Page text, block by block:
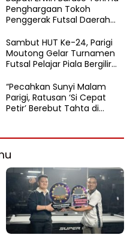
Penghargaan Tokoh
Penggerak Futsal Daerah
Pelajar
Sambut HUT Ke-24, Parigi
Moutong Gelar Turnamen
Futsal Pelajar Piala Bergilir
Juta
“Pecahkan Sunyi Malam
Parigi, Ratusan ‘Si Cepat
Petir’ Berebut Tahta di